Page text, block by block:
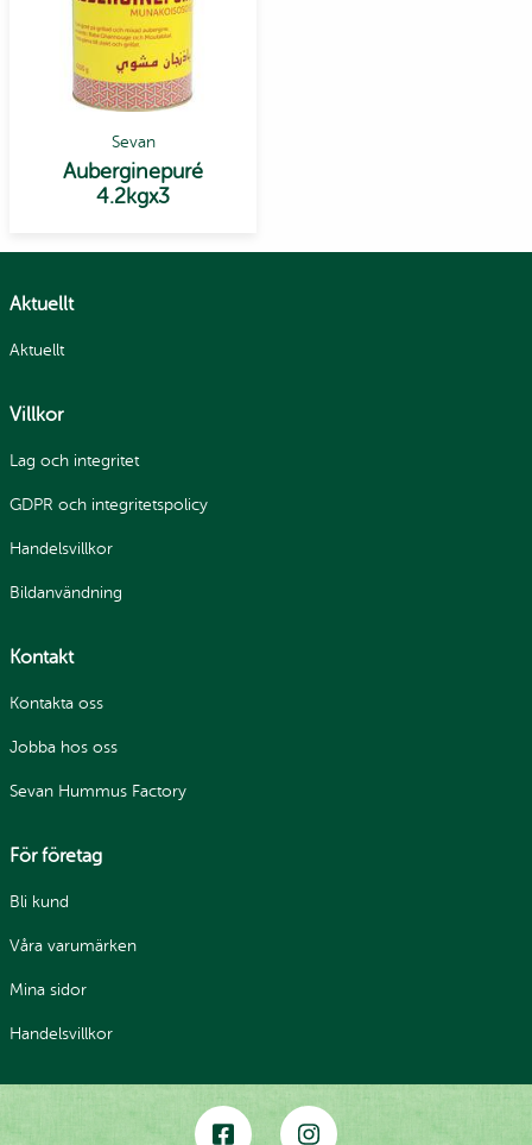
Sevan
Auberginepuré
4.2kgx3
Aktuellt
Aktuellt
Villkor
Lag och integritet
GDPR och integritetspolicy
Handelsvillkor
Bildanvändning
Kontakt
Kontakta oss
Jobba hos oss
Sevan Hummus Factory
För företag
Bli kund
Våra varumärken
Mina sidor
Handelsvillkor